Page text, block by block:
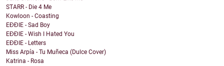
STARR - Die 4 Me
Kowloon - Coasting
EĐĐIE - Sad Boy
EĐĐIE - Wish I Hated You
EĐĐIE - Letters
Miss Arpía - Tu Muñeca (Dulce Cover)
Katrina - Rosa